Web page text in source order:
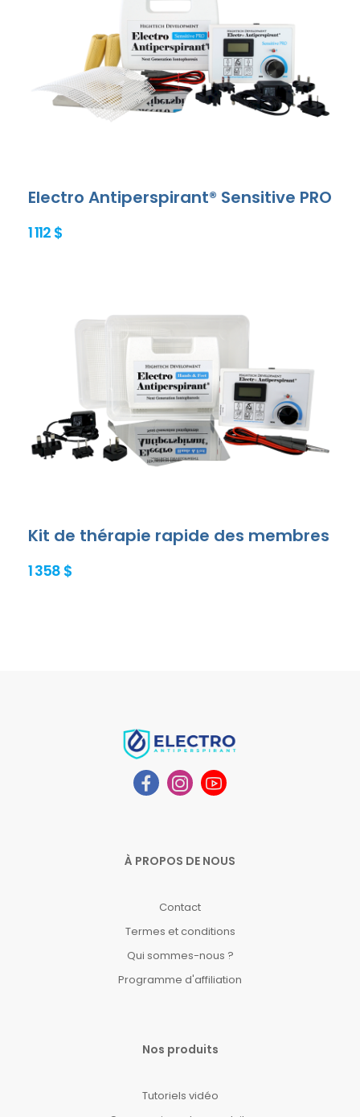
Electro Antiperspirant® Sensitive PRO
1 112 $
Kit de thérapie rapide des membres
1 358 $
À PROPOS DE NOUS
Contact
Termes et conditions
Qui sommes-nous ?
Programme d'affiliation
Nos produits
Tutoriels vidéo